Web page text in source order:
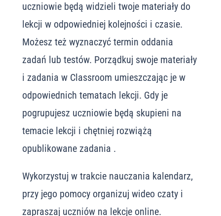
uczniowie będą widzieli twoje materiały do
lekcji w odpowiedniej kolejności i czasie.
Możesz też wyznaczyć termin oddania
zadań lub testów. Porządkuj swoje materiały
i zadania w Classroom umieszczając je w
odpowiednich tematach lekcji. Gdy je
pogrupujesz uczniowie będą skupieni na
temacie lekcji i chętniej rozwiążą
opublikowane zadania .
Wykorzystuj w trakcie nauczania kalendarz,
przy jego pomocy organizuj wideo czaty i
zapraszaj uczniów na lekcje online.